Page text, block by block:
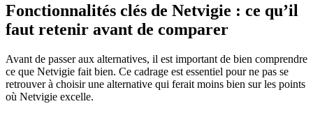
Fonctionnalités clés de Netvigie : ce qu’il
faut retenir avant de comparer
Avant de passer aux alternatives, il est important de bien comprendre
ce que Netvigie fait bien. Ce cadrage est essentiel pour ne pas se
retrouver à choisir une alternative qui ferait moins bien sur les points
où Netvigie excelle.